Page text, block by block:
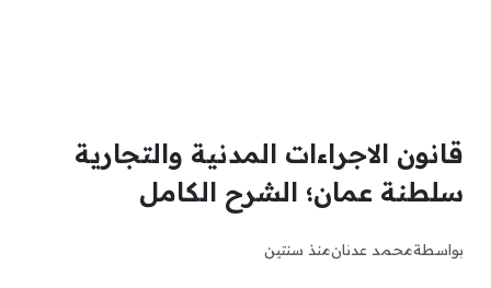
قانون الاجراءات المدنية والتجارية
سلطنة عمان؛ الشرح الكامل
بواسطةمحمد عدنانمنذ سنتين